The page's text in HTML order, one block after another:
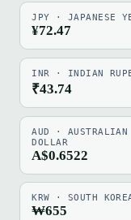
JPY · JAPANESE
¥72.47
INR · INDIAN
₹43.74
AUD · AUSTRALIAN
DOLLAR
A$0.6522
KRW · SOUTH
₩655